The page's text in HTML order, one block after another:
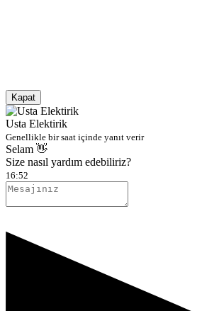
Kapat
Usta Elektirik
Genellikle bir saat içinde yanıt verir
Selam 👋
Size nasıl yardım edebiliriz?
16:52